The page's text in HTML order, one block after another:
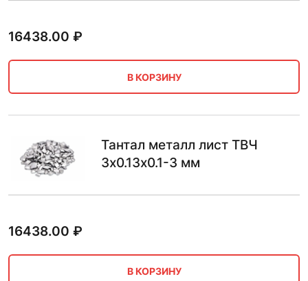
16438.00 ₽
В КОРЗИНУ
Тантал металл лист ТВЧ
3х0.13х0.1-3 мм
16438.00 ₽
В КОРЗИНУ